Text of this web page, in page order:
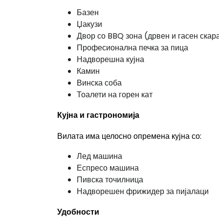
Базен
Џакузи
Двор со BBQ зона (дрвен и гасен
Професионална печка за пица
Надворешна кујна
Камин
Винска соба
Тоалети на горен кат
Кујна и гастрономија
Вилата има целосно опремена кујна со:
Лед машина
Еспресо машина
Пивска точилница
Надворешен фрижидер за пијалаци
Удобности